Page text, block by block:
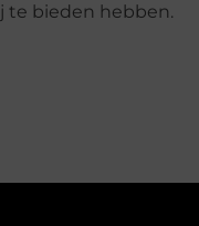
te bieden hebben.